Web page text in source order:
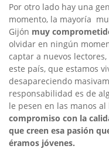
Por otro lado hay una
momento, la mayoría
Gijón muy
olvidar en ningún
captar a nuevos
este país, que estamos
desapareciendo
responsabilidad es de
le pesen en las manos
compromiso con la
que creen esa pasión
éramos jóvenes.